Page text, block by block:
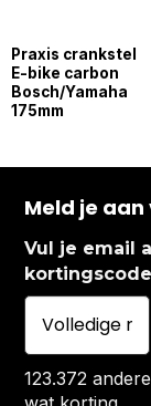
Praxis crankstel
E-bike carbon
Bosch/Yamaha
175mm
Meld je
Vul je email
123.372